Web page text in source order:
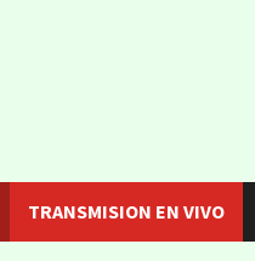
TRANSMISION EN VIVO